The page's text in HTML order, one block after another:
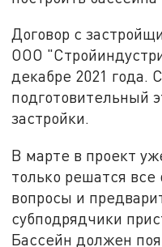
Договор с
ООО
декабре 2021 года.
подготовительный
застройки.
В марте в проект
только решатся
вопросы и
субподрядчики
Бассейн должен